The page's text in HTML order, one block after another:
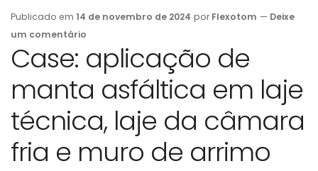
Publicado em 14 de novembro de 2024 por Flexotom — Deixe
um comentário
Case: aplicação de
manta asfáltica em laje
técnica, laje da câmara
fria e muro de arrimo